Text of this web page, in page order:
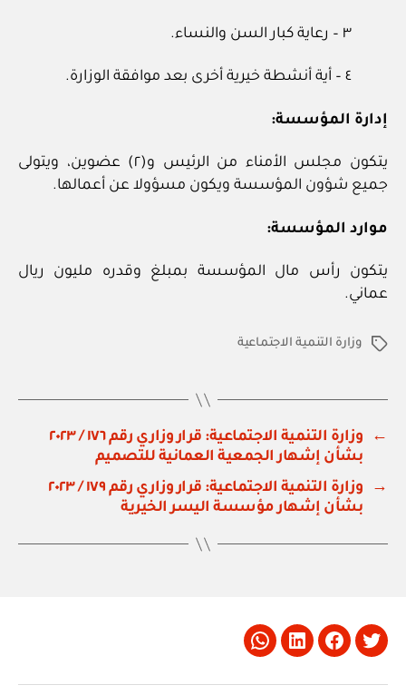
٣ – رعاية كبار السن والنساء.
٤ – أية أنشطة خيرية أخرى بعد موافقة الوزارة.
إدارة المؤسسة:
يتكون مجلس الأمناء من الرئيس و(٢) عضوين، ويتولى
جميع شؤون المؤسسة ويكون مسؤولا عن أعمالها.
موارد المؤسسة:
يتكون رأس مال المؤسسة بمبلغ وقدره مليون ريال
عماني.
الوسوموزارة التنمية الاجتماعية
←
وزارة التنمية الاجتماعية: قرار وزاري رقم ١٧٦ / ٢٠٢٣
بشأن إشهار الجمعية العمانية للتصميم
→
وزارة التنمية الاجتماعية: قرار وزاري رقم ١٧٩ / ٢٠٢٣
بشأن إشهار مؤسسة اليسر الخيرية
Twitter
Facebook
LinkedIn
Whatsapp